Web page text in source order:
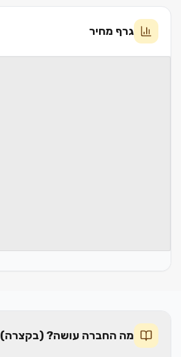
גרף מחיר
מה החברה עושה? (בקצרה)